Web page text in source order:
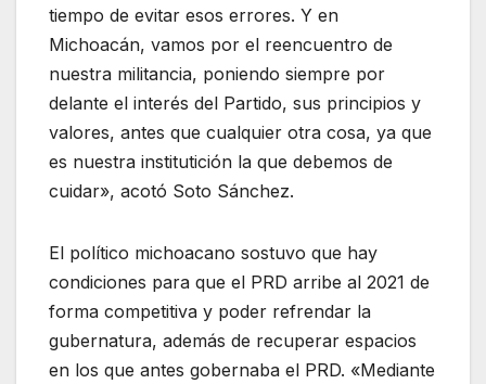
tiempo de evitar esos errores. Y en
Michoacán, vamos por el reencuentro de
nuestra militancia, poniendo siempre por
delante el interés del Partido, sus principios y
valores, antes que cualquier otra cosa, ya que
es nuestra institutición la que debemos de
cuidar», acotó Soto Sánchez.
El político michoacano sostuvo que hay
condiciones para que el PRD arribe al 2021 de
forma competitiva y poder refrendar la
gubernatura, además de recuperar espacios
en los que antes gobernaba el PRD. «Mediante